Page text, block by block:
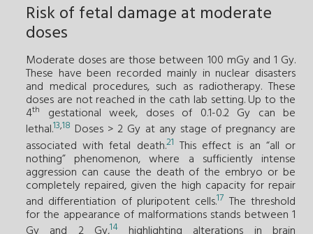
Risk of fetal damage at moderate
doses
Moderate doses are those between 100 mGy and 1 Gy.
These have been recorded mainly in nuclear disasters
and medical procedures, such as radiotherapy. These
doses are not reached in the cath lab setting. Up to the
4th
gestational week, doses of 0.1-0.2 Gy can be
lethal.13,18 Doses > 2 Gy at any stage of pregnancy are
associated with fetal death.21 This effect is an “all or
nothing” phenomenon, where a sufficiently intense
aggression can cause the death of the embryo or be
completely repaired, given the high capacity for repair
and differentiation of pluripotent cells.17 The threshold
for the appearance of malformations stands between 1
14